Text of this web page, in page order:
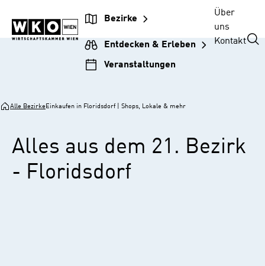
Unternehmensnavigation
springen
Inhalt
springen
Hauptnavigation
springen
Footer
springen
Bezirke
Entdecken & Erleben
Veranstaltungen
Über
uns
Kontakt
Alle BezirkeEinkaufen in Floridsdorf | Shops, Lokale & mehr
Alles aus dem 21. Bezirk
- Floridsdorf